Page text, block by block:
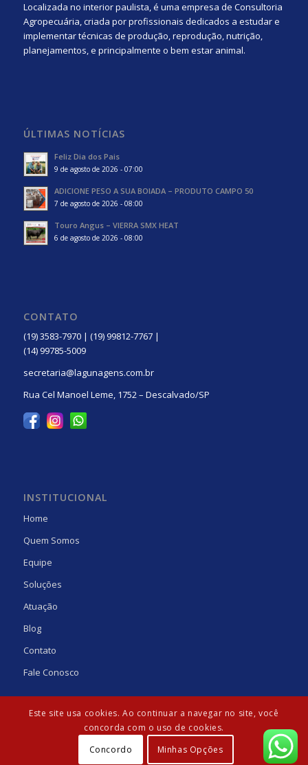
Localizada no interior paulista, é uma empresa de Consultoria
Agropecuária, criada por profissionais dedicados a estudar e
implementar técnicas de produção, reprodução, nutrição,
planejamentos, e principalmente o bem estar animal.
ÚLTIMAS NOTÍCIAS
Feliz Dia dos Pais
9 de agosto de 2026 - 07:00
ADICIONE PESO A SUA BOIADA – PRODUTO CAMPO 50
7 de agosto de 2026 - 08:00
Touro Angus – VIERRA SMX HEAT
6 de agosto de 2026 - 08:00
CONTATO
(19) 3583-7970 | (19) 99812-7767 |
(14) 99785-5009
secretaria@lagunagens.com.br
Rua Cel Manoel Leme, 1752 – Descalvado/SP
INSTITUCIONAL
Home
Quem Somos
Equipe
Soluções
Atuação
Blog
Contato
Fale Conosco
© Copyright - Laguna Gens | Desenvolvido por: Agência Güte
Este site usa cookies. Ao continuar a navegar no site, você
concorda com o uso de cookies.
Concordo
Minhas Opções